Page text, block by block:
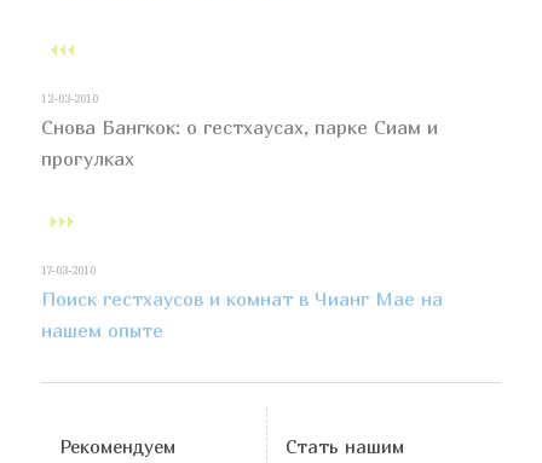
12-03-2010
Снова Бангкок: о гестхаусах, парке Сиам и
прогулках
17-03-2010
Поиск гестхаусов и комнат в Чианг Мае на
нашем опыте
Рекомендуем
Стать нашим